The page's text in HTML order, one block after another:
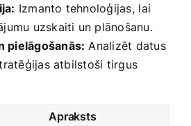
Izmanto tehnoloģijas,⁣ lai
uzskaiti un plānošanu.
pielāgošanās: Analizēt‍ datus
atbilstoši tirgus
Apraksts